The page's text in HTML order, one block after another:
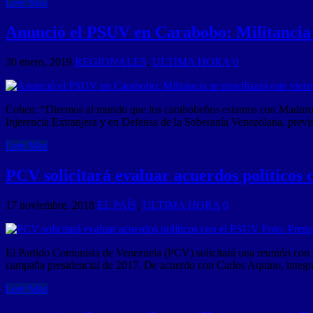
Leer Mas
Anunció el PSUV en Carabobo: Militancia
30 enero, 2019 REGIONALES, ULTIMA HORA 0
Cohen: “Diremos al mundo que los carabobeños estamos con
Injerencia Extranjera y en Defensa de la Soberanía Venezolana,
Leer Mas
PCV solicitará evaluar acuerdos políticos
17 noviembre, 2018 EL PAÍS, ULTIMA HORA 0
El Partido Comunista de Venezuela (PCV) solicitará una reunión
campaña presidencial de 2017. De acuerdo con Carlos Aquino,
Leer Mas